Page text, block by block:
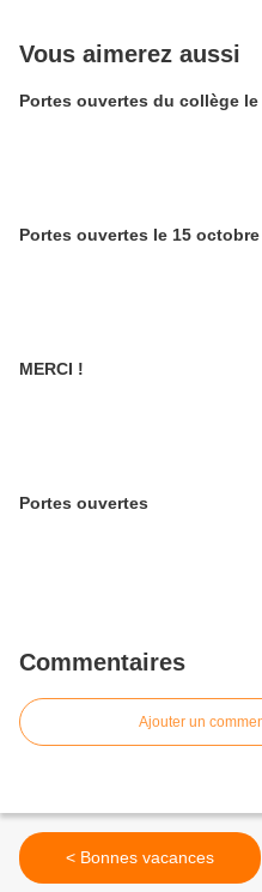
Vous aimerez aussi
Portes ouvertes du collège
Portes ouvertes le 15 octobre
MERCI !
Portes ouvertes
Commentaires
Ajouter un
< Bonnes vacances